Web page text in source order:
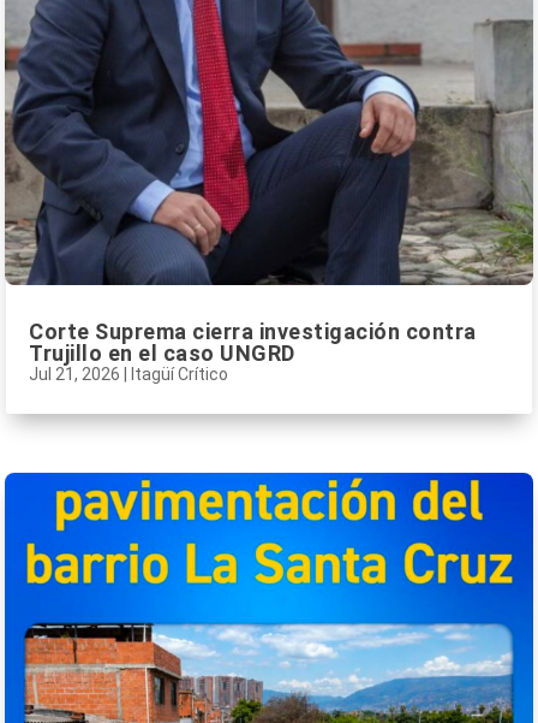
Corte Suprema cierra investigación contra
Trujillo en el caso UNGRD
Jul 21, 2026 Itagüí Crítico